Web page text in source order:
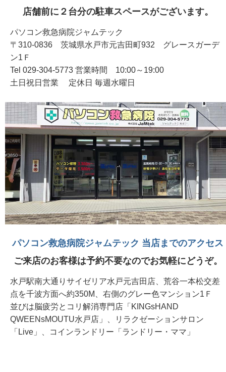
店舗前に２台分の駐車スペースがございます。
パソコン救急病院ジャムテック
〒310-0836 茨城県水戸市元吉田町932 グレースガーデ
ン1Ｆ
Tel 029-304-5773 営業時間 10:00～19:00
土日祝日営業 定休日 毎週水曜日
パソコン救急病院ジャムテック 当店までのアクセス
ご来店のお客様は予約不要なのでお気軽にどうぞ。
水戸駅南大通りサイゼリア水戸元吉田店、荒谷一本松交差
点を千波方面へ約350M、右側のグレー色マンション1Ｆ
並びは脳疲労とコリ解消専門店「KINGsHAND
QWEENsMOUTU水戸店」、リラクゼーションサロン
「Live」、コインランドリー「ランドリー・ママ」